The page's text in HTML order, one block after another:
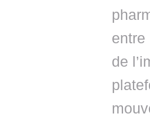
entre
de